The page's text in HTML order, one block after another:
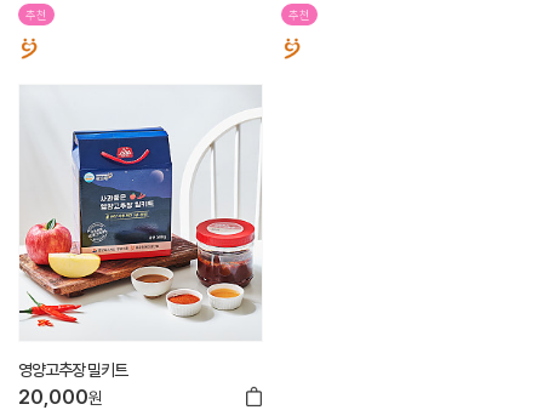
추천 추천
영양고추장 밀키트
20,000원